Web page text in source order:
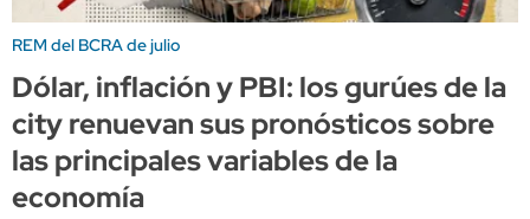
REM del BCRA de julio
Dólar, inflación y PBI: los gurúes de la
city renuevan sus pronósticos sobre
las principales variables de la
economía